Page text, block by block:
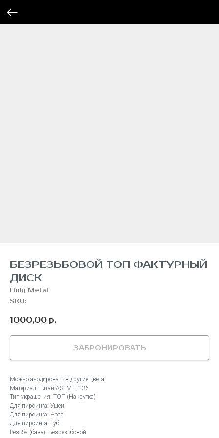
БЕЗРЕЗЬБОВОЙ ТОП ФАКТУРНЫЙ
ДИСК
Holy Metal
SKU:
1000,00 р.
ЗАБРОНИРОВАТЬ
Можно анодировать в другие цвета.
Материал: Титан ASTM F-136
Тип украшения: ТОП (Накрутка)
Для пирсинга: Ушей
Для пирсинга: Носа
Для пирсинга: Губ
Резьба (база): Безрезьбовой